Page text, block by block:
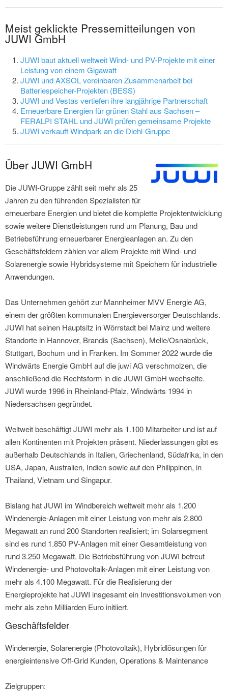
Meist geklickte Pressemitteilungen von
JUWI GmbH
JUWI baut aktuell weltweit Wind- und PV-Projekte mit einer
Leistung von einem Gigawatt
JUWI und AXSOL vereinbaren Zusammenarbeit bei
Batteriespeicher-Projekten (BESS)
JUWI und Vestas vertiefen ihre langjährige Partnerschaft
Erneuerbare Energien für grünen Stahl aus Sachsen –
FERALPI STAHL und JUWI prüfen gemeinsame Projekte
JUWI verkauft Windpark an die Diehl-Gruppe
Über JUWI GmbH
Die JUWI-Gruppe zählt seit mehr als 25
Jahren zu den führenden Spezialisten für
erneuerbare Energien und bietet die komplette Projektentwicklung
sowie weitere Dienstleistungen rund um Planung, Bau und
Betriebsführung erneuerbarer Energieanlagen an. Zu den
Geschäftsfeldern zählen vor allem Projekte mit Wind- und
Solarenergie sowie Hybridsysteme mit Speichern für industrielle
Anwendungen.
Das Unternehmen gehört zur Mannheimer MVV Energie AG,
einem der größten kommunalen Energieversorger Deutschlands.
JUWI hat seinen Hauptsitz in Wörrstadt bei Mainz und weitere
Standorte in Hannover, Brandis (Sachsen), Melle/Osnabrück,
Stuttgart, Bochum und in Franken. Im Sommer 2022 wurde die
Windwärts Energie GmbH auf die juwi AG verschmolzen, die
anschließend die Rechtsform in die JUWI GmbH wechselte.
JUWI wurde 1996 in Rheinland-Pfalz, Windwärts 1994 in
Niedersachsen gegründet.
Weltweit beschäftigt JUWI mehr als 1.100 Mitarbeiter und ist auf
allen Kontinenten mit Projekten präsent. Niederlassungen gibt es
außerhalb Deutschlands in Italien, Griechenland, Südafrika, in den
USA, Japan, Australien, Indien sowie auf den Philippinen, in
Thailand, Vietnam und Singapur.
Bislang hat JUWI im Windbereich weltweit mehr als 1.200
Windenergie-Anlagen mit einer Leistung von mehr als 2.800
Megawatt an rund 200 Standorten realisiert; im Solarsegment
sind es rund 1.850 PV-Anlagen mit einer Gesamtleistung von
rund 3.250 Megawatt. Die Betriebsführung von JUWI betreut
Windenergie- und Photovoltaik-Anlagen mit einer Leistung von
mehr als 4.100 Megawatt. Für die Realisierung der
Energieprojekte hat JUWI insgesamt ein Investitionsvolumen von
mehr als zehn Milliarden Euro initiiert.
Geschäftsfelder
Windenergie, Solarenergie (Photovoltaik), Hybridlösungen für
energieintensive Off-Grid Kunden, Operations & Maintenance
Zielgruppen: